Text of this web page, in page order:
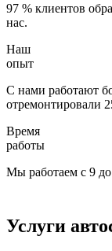
97 % клиентов
нас.
Наш
опыт
С нами работают
отремонтировали
Время
работы
Мы работаем с 9
Услуги